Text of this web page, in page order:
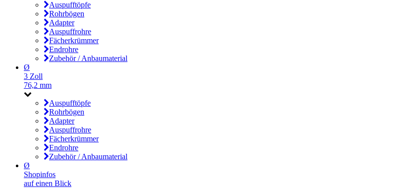
Auspufftöpfe
Rohrbögen
Adapter
Auspuffrohre
Fächerkrümmer
Endrohre
Zubehör / Anbaumaterial
Ø
3 Zoll
76,2 mm
Auspufftöpfe
Rohrbögen
Adapter
Auspuffrohre
Fächerkrümmer
Endrohre
Zubehör / Anbaumaterial
Ø
Shopinfos
auf einen Blick